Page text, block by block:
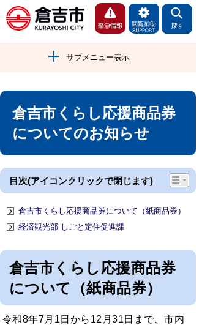
サブメニュー表示
倉吉市くらし応援商品券
についてのお知らせ
目次(アイコンクリックで閉じます)
倉吉市くらし応援商品券について（紙商品券）
経済観光部 しごと定住促進課
倉吉市くらし応援商品券
について（紙商品券）
令和8年7月1日から12月31日まで、市内